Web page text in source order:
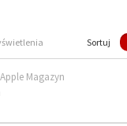
Sortuj
Magazyn